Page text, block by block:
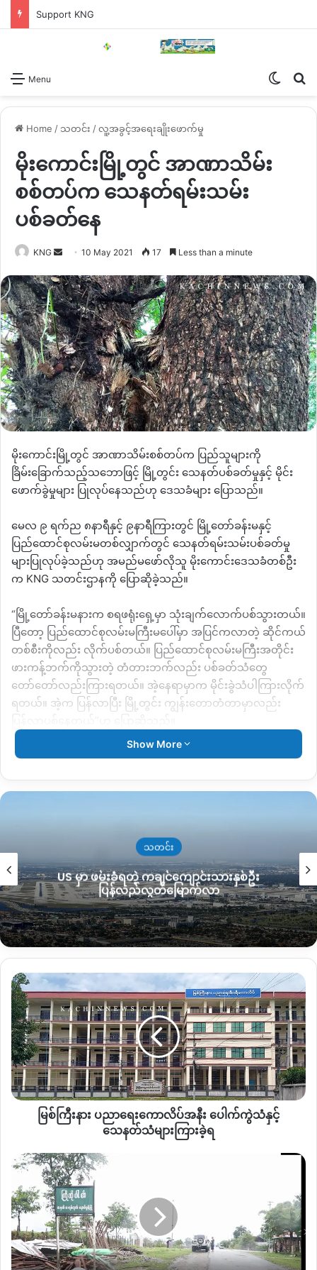
Support KNG
Menu
Home / သတင်း /လူ့အခွင့်အရေးချိုးဖောက်မှု
မိုးကောင်းမြို့တွင် အာဏာသိမ်း
စစ်တပ်က သေနတ်ရမ်းသမ်း
ပစ်ခတ်နေ
KNG
Send
email
10 May 2021 17 Less than a minute
မိုးကောင်းမြို့တွင် အာဏာသိမ်းစစ်တပ်က ပြည်သူများကို
ခြိမ်းခြောက်သည့်သဘောဖြင့် မြို့တွင်း သေနတ်ပစ်ခတ်မှုနှင့် မိုင်း
ဖောက်ခွဲမှုများ ပြုလုပ်နေသည်ဟု ဒေသခံများ ပြောသည်။
မေလ ၉ ရက်ည ၈နာရီနှင့် ၉နာရီကြားတွင် မြို့တော်ခန်းမနှင့်
ပြည်ထောင်စုလမ်းမတစ်လျှာက်တွင် သေနတ်ရမ်းသမ်းပစ်ခတ်မှု
များပြုလုပ်ခဲ့သည်ဟု အမည်မဖော်လိုသူ မိုးကောင်းဒေသခံတစ်ဦး
က KNG သတင်းဌာနကို ပြောဆိုခဲ့သည်။
“မြို့တော်ခန်းမနားက စရဖရုံးရှေ့မှာ သုံးချက်လောက်ပစ်သွားတယ်။
ပြီတော့ ပြည်ထောင်စုလမ်းမကြီးမပေါ်မှာ အပြင်ကလာတဲ့ ဆိုင်ကယ်
တစ်စီးကိုလည်း လိုက်ပစ်တယ်။ ပြည်ထောင်စုလမ်းမကြီးအတိုင်း
ဖားကန့်ဘက်ကိုသွားတဲ့ တံတားဘက်လည်း ပစ်ခတ်သံတွေ
တော်တော်လည်းကြားရတယ်။ အဲ့နေရာမှာက မိုင်းခွဲသံပါကြားလိုက်
ရတယ်။ အဲ့က ပြန်လာပြီး မြို့တွင်း ကျွန်းတောတံတာမှာလည်း
ကျွန်းတောရပ်ကွက် ကျောင်းရှေ့တွင်လည်း ဆိုင်ကယ်မောင်းနင်း
ထိုနေရာအနီးတွင် မိုင်းဖောက်သံ ကြားခဲ့ရသည်ဟု ဆိုသည်။
နားလေးမှာ မိုင်းထပ်မံဆွဲခံရတယ်။ ပြီးတော့ စစ်သားတွေက ၁၁ နာရီ
ထိ သေနတ်ပစ်ခြောက်နေတယ်” ဟု ဆက်ဆိုသည်။
မိုးကောင်းမြို့တွင် အာဏာသိမ်းစစ်တပ်က သေနတ်ပစ်ခတ်
ခြိမ်းခြောက်မှု မကြာခဏပြုလုပ်နေသောကြောင့် ပြီးခဲ့သောလတွင်
လည်း ပြည်သူတချို့ ထိခိုက်ဒဏ်ရာ ရရှိခဲ့သည်။
ဒေသခံများသည် စစ်အာဏာရှင်ဆန့်ကျင်သည့် ဆန္ဒဖော်ထုတ်မှုမျာ
ပုံမှန်ပြုလုပ်နေသည်။
Copy URL
Show More
သတင်း
US မှာ ဖမ်းခံရတဲ့ ကချင်ကျောင်းသားနှစ်ဦး
ပြန်လည်လွတ်မြောက်လာ
မြစ်
ကြီး
နား
ပညာရေး
ကော
လိပ်
အနီး
ပေါက်ကွဲ
သံ
သေနတ်
များ
ကြား
ခဲ့
ရ
မြစ်ကြီးနား ပညာရေးကောလိပ်အနီး ပေါက်ကွဲသံနှင့်
သေနတ်သံများကြားခဲ့ရ
KIA
တိုက်ခိုက်
ရန်
နှင့်
NLD
ကို
ဖမ်းဆီး